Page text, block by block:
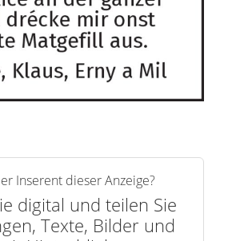
Inserent dieser Anzeige?
digital und teilen Sie
Texte, Bilder und